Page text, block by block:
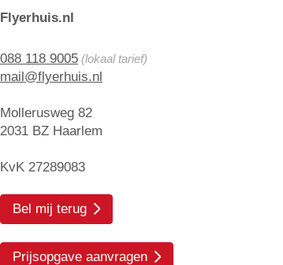
Flyerhuis.nl
088 118 9005 (lokaal tarief)
mail@flyerhuis.nl
Mollerusweg 82
2031 BZ Haarlem
KvK 27289083
Bel mij terug
Prijsopgave aanvragen